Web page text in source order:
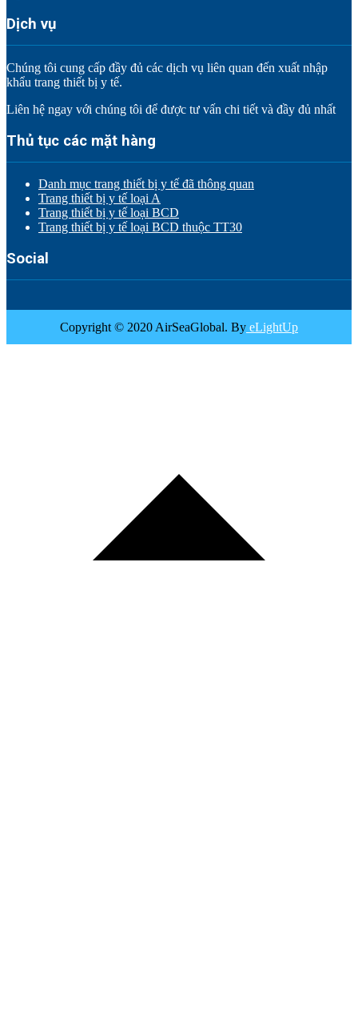
Dịch vụ
Chúng tôi cung cấp đầy đủ các dịch vụ liên quan đến xuất nhập
khẩu trang thiết bị y tế.
Liên hệ ngay với chúng tôi để được tư vấn chi tiết và đầy đủ nhất
Thủ tục các mặt hàng
Danh mục trang thiết bị y tế đã thông quan
Trang thiết bị y tế loại A
Trang thiết bị y tế loại BCD
Trang thiết bị y tế loại BCD thuộc TT30
Social
Copyright © 2020 AirSeaGlobal. By eLightUp